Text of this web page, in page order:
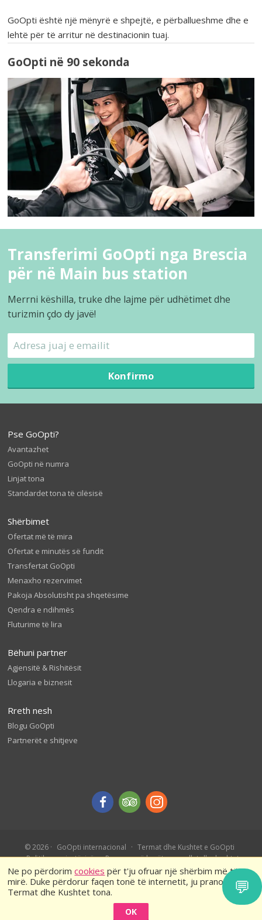
Ne po përdorimcookies për t'ju ofruar një shërbim më të
mirë. Duke përdorur faqen tonë të internetit, ju pranoni
Termat dhe Kushtet tona.
OK
GoOpti është një mënyrë e shpejtë, e përballueshme dhe e
lehtë për të arritur në destinacionin tuaj.
GoOpti në 90 sekonda
Transferimi GoOpti nga Brescia
për në Main bus station
Merrni këshilla, truke dhe lajme për udhëtimet dhe
turizmin çdo dy javë!
Konfirmo
Pse GoOpti?
Avantazhet
GoOpti në numra
Linjat tona
Standardet tona të cilësisë
Shërbimet
Ofertat më të mira
Ofertat e minutës së fundit
Transfertat GoOpti
Menaxho rezervimet
Pakoja Absolutisht pa shqetësime
Qendra e ndihmës
Fluturime të lira
Bëhuni partner
Agjensitë & Rishitësit
Llogaria e biznesit
Rreth nesh
Blogu GoOpti
Partnerët e shitjeve
© 2026 GoOpti internacional
Termat dhe Kushtet e GoOpti
Politika e privatësisë
Rezervo më herët – rregullat dhe kushtet
💬